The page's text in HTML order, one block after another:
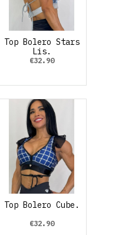
Top Bolero Stars
Lis.
€32.90
Top Bolero Cube.
€32.90